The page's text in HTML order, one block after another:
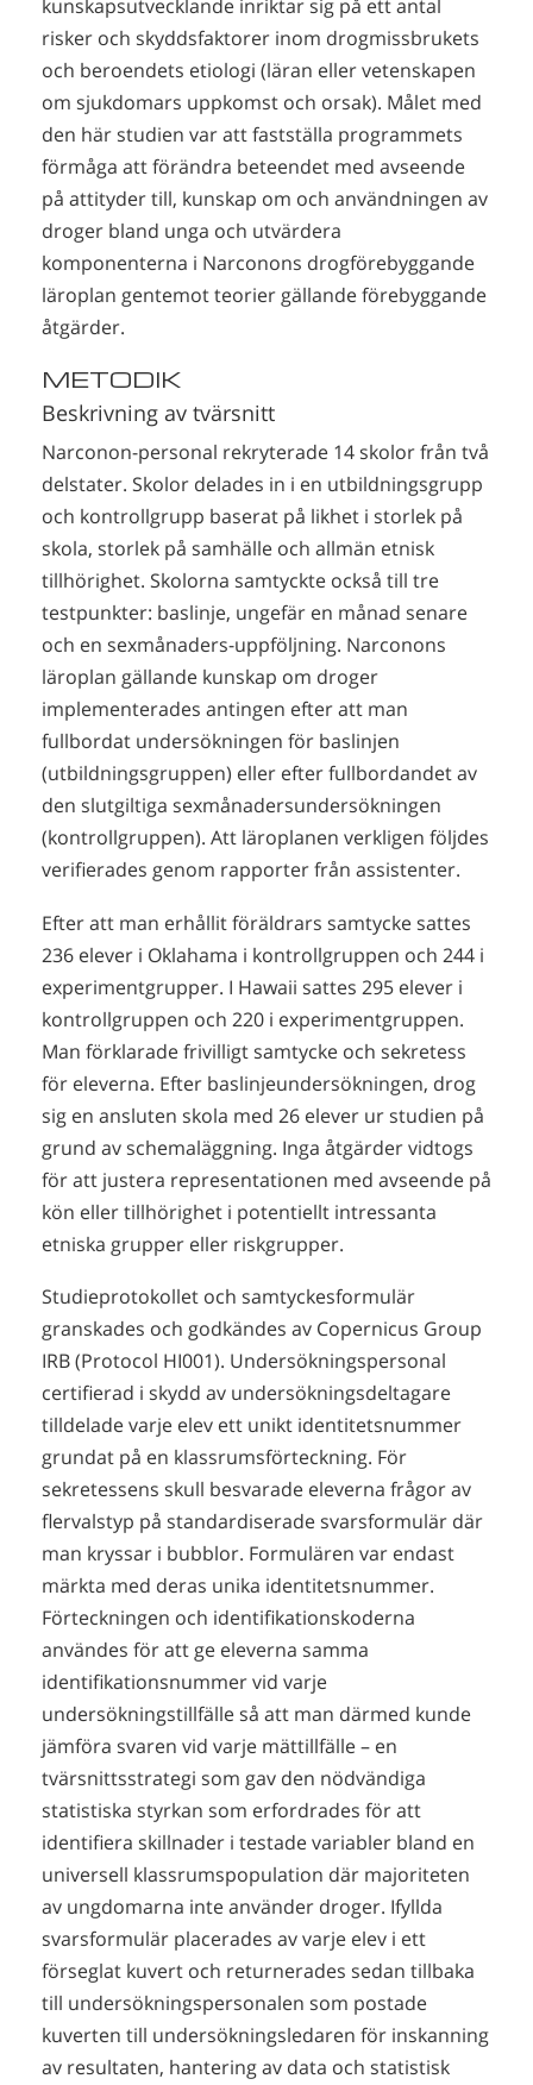
kunskapsutvecklande inriktar sig på ett antal
risker och skyddsfaktorer inom drogmissbrukets
och beroendets etiologi (läran eller vetenskapen
om sjukdomars uppkomst och orsak). Målet med
den här studien var att fastställa programmets
förmåga att förändra beteendet med avseende
på attityder till, kunskap om och användningen av
droger bland unga och utvärdera
komponenterna i Narconons drogförebyggande
läroplan gentemot teorier gällande förebyggande
åtgärder.
METODIK
Beskrivning av tvärsnitt
Narconon-personal rekryterade 14 skolor från två
delstater. Skolor delades in i en utbildningsgrupp
och kontrollgrupp baserat på likhet i storlek på
skola, storlek på samhälle och allmän etnisk
tillhörighet. Skolorna samtyckte också till tre
testpunkter: baslinje, ungefär en månad senare
och en sexmånaders-uppföljning. Narconons
läroplan gällande kunskap om droger
implementerades antingen efter att man
fullbordat undersökningen för baslinjen
(utbildningsgruppen) eller efter fullbordandet av
den slutgiltiga sexmånadersundersökningen
(kontrollgruppen). Att läroplanen verkligen följdes
verifierades genom rapporter från assistenter.
Efter att man erhållit föräldrars samtycke sattes
236 elever i Oklahama i kontrollgruppen och 244 i
experimentgrupper. I Hawaii sattes 295 elever i
kontrollgruppen och 220 i experimentgruppen.
Man förklarade frivilligt samtycke och sekretess
för eleverna. Efter baslinjeundersökningen, drog
sig en ansluten skola med 26 elever ur studien på
grund av schemaläggning. Inga åtgärder vidtogs
för att justera representationen med avseende på
kön eller tillhörighet i potentiellt intressanta
etniska grupper eller riskgrupper.
Studieprotokollet och samtyckesformulär
granskades och godkändes av Copernicus Group
IRB (Protocol HI001). Undersökningspersonal
certifierad i skydd av undersökningsdeltagare
tilldelade varje elev ett unikt identitetsnummer
grundat på en klassrumsförteckning. För
sekretessens skull besvarade eleverna frågor av
flervalstyp på standardiserade svarsformulär där
man kryssar i bubblor. Formulären var endast
märkta med deras unika identitetsnummer.
Förteckningen och identifikationskoderna
användes för att ge eleverna samma
identifikationsnummer vid varje
undersökningstillfälle så att man därmed kunde
jämföra svaren vid varje mättillfälle – en
tvärsnittsstrategi som gav den nödvändiga
statistiska styrkan som erfordrades för att
identifiera skillnader i testade variabler bland en
universell klassrumspopulation där majoriteten
av ungdomarna inte använder droger. Ifyllda
svarsformulär placerades av varje elev i ett
förseglat kuvert och returnerades sedan tillbaka
till undersökningspersonalen som postade
kuverten till undersökningsledaren för inskanning
av resultaten, hantering av data och statistisk